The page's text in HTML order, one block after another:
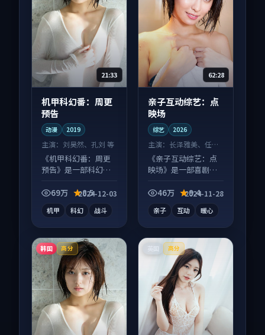
21:33
机甲科幻番：周更
预告
动漫 2019
主演： 刘昊然、孔刘 等
《机甲科幻番：周更
预告》是一部科幻向
齐全，观感爽快不拖
69万 8.5
2024-12-03
机甲 科幻 战斗
62:28
亲子互动综艺：点
映场
综艺 2026
主演：长泽雅美、任素
汐 等
《亲子互动综艺：点
映场》是一部喜剧向
度高，适合配弹幕观
46万 9.4
2024-11-28
亲子 互动 暖心
韩国 高分 高分